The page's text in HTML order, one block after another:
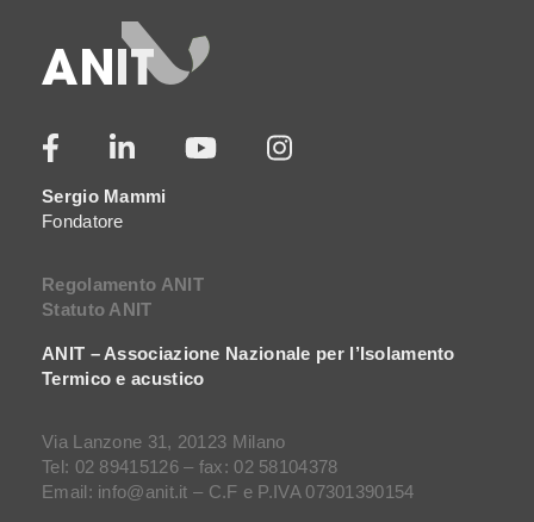
Sergio Mammi
Fondatore
Regolamento ANIT
Statuto ANIT
ANIT – Associazione Nazionale per l’Isolamento
Termico e acustico
Via Lanzone 31, 20123 Milano
Tel: 02 89415126 – fax: 02 58104378
Email: info@anit.it – C.F e P.IVA 07301390154